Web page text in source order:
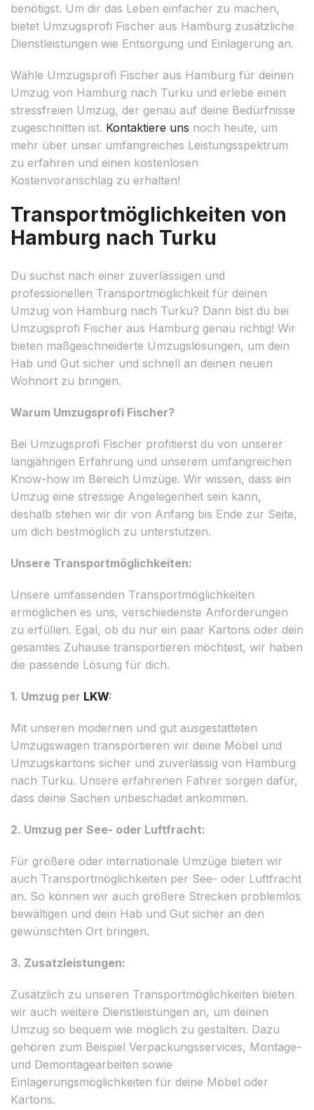
benötigst. Um dir das Leben einfacher zu machen,
bietet Umzugsprofi Fischer aus Hamburg zusätzliche
Dienstleistungen wie Entsorgung und Einlagerung an.
Wähle Umzugsprofi Fischer aus Hamburg für deinen
Umzug von Hamburg nach Turku und erlebe einen
stressfreien Umzug, der genau auf deine Bedürfnisse
zugeschnitten ist. Kontaktiere uns noch heute, um
mehr über unser umfangreiches Leistungsspektrum
zu erfahren und einen kostenlosen
Kostenvoranschlag zu erhalten!
Transportmöglichkeiten von
Hamburg nach Turku
Du suchst nach einer zuverlässigen und
professionellen Transportmöglichkeit für deinen
Umzug von Hamburg nach Turku? Dann bist du bei
Umzugsprofi Fischer aus Hamburg genau richtig! Wir
bieten maßgeschneiderte Umzugslösungen, um dein
Hab und Gut sicher und schnell an deinen neuen
Wohnort zu bringen.
Warum Umzugsprofi Fischer?
Bei Umzugsprofi Fischer profitierst du von unserer
langjährigen Erfahrung und unserem umfangreichen
Know-how im Bereich Umzüge. Wir wissen, dass ein
Umzug eine stressige Angelegenheit sein kann,
deshalb stehen wir dir von Anfang bis Ende zur Seite,
um dich bestmöglich zu unterstützen.
Unsere Transportmöglichkeiten:
Unsere umfassenden Transportmöglichkeiten
ermöglichen es uns, verschiedenste Anforderungen
zu erfüllen. Egal, ob du nur ein paar Kartons oder dein
gesamtes Zuhause transportieren möchtest, wir haben
die passende Lösung für dich.
1. Umzug per LKW:
Mit unseren modernen und gut ausgestatteten
Umzugswagen transportieren wir deine Möbel und
Umzugskartons sicher und zuverlässig von Hamburg
nach Turku. Unsere erfahrenen Fahrer sorgen dafür,
dass deine Sachen unbeschadet ankommen.
2. Umzug per See- oder Luftfracht:
Für größere oder internationale Umzüge bieten wir
auch Transportmöglichkeiten per See- oder Luftfracht
an. So können wir auch größere Strecken problemlos
bewältigen und dein Hab und Gut sicher an den
gewünschten Ort bringen.
3. Zusatzleistungen:
Zusätzlich zu unseren Transportmöglichkeiten bieten
wir auch weitere Dienstleistungen an, um deinen
Umzug so bequem wie möglich zu gestalten. Dazu
gehören zum Beispiel Verpackungsservices, Montage-
und Demontagearbeiten sowie
Einlagerungsmöglichkeiten für deine Möbel oder
Kartons.